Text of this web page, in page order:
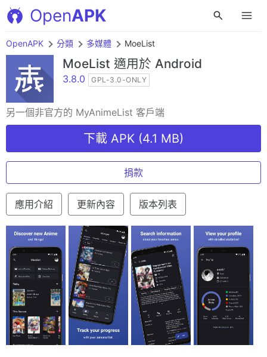
OpenAPK
OpenAPK 分類 多媒體 MoeList
MoeList 適用於 Android
3.8.0 GPL-3.0-ONLY
另一個非官方的 MyAnimeList 客戶端
下載 APK (4.1 MB)
捐款
應用介紹 更新內容 版本列表